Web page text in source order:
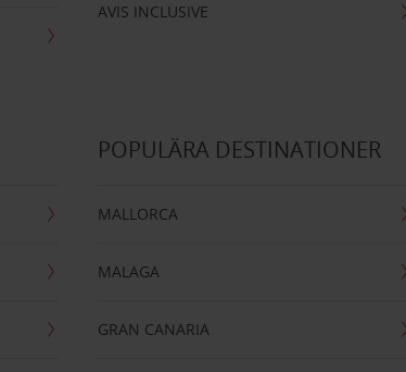
AVIS INCLUSIVE
POPULÄRA DESTINATIONER
MALLORCA
MALAGA
GRAN CANARIA